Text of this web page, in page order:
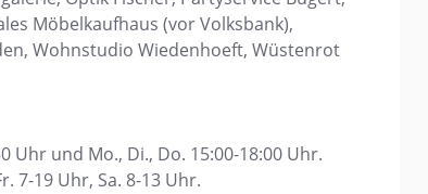
Möbelkaufhaus (vor Volksbank),
Wohnstudio Wiedenhoeft, Wüstenrot
Uhr und Mo., Di., Do. 15:00-18:00 Uhr.
7-19 Uhr, Sa. 8-13 Uhr.